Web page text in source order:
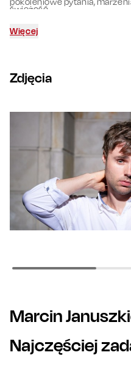
świeżość.
Więcej
Zdjęcia
Marcin
Najczęściej